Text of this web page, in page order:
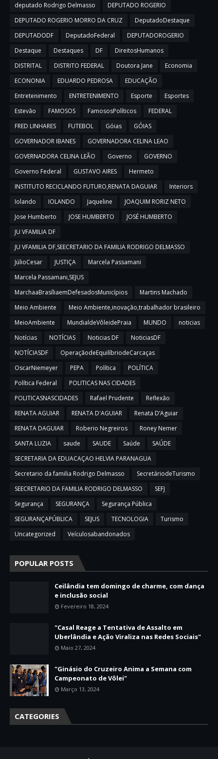
deputado Rodrigo Delmasso
DEPUTADO ROGERIO
DEPUTADO ROGERIO MORRO DA CRUZ
DeputadoDestaque
DEPUTADODF
DeputadoFederal
DEPUTADOROGERIO
Destaque
Destaques DF
DireitosHumanos
DISTRITAL
DISTRITO FEDERAL Doutora Jane
Economia
ECONONIA
EDUARDO PEDROSA
EDUCAÇÃO
Entretenimento
ENTRETENIMENTO Esporte
Esportes
Estevão
FAMOSOS FamososPolíticos
FEDERAL
FRED LINHARES
FUTEBOL Góias
GÓIAS
GOVERNADOR IBANES
GOVERNADORA CELINA LEAO
GOVERNADORA CELINA LEÃO
Governo
GOVERNO
Governo Federal
GUSTAVO AIRES
Hermeto
INSTITUTO RECICLANDO FUTURO,RENATA DAGUIAR
Interiors
Iolando
IOLANDO Jaqueline
JOAQUIM RORIZ NETO
Jose Humberto
JOSE HUMBERTO
JOSÉ HUMBERTO
JU VFAMILIA DF
JU VFAMILIA DF,SEECRETARIO DA FAMILIA RODRIGO DELMASSO
JúlioCesar
JUSTIÇA
Marcela Passamani
Marcela Passamani,SEJUS
MarchaaBrasíliaemDefesadosMunicípios
Martins Machado
Meio Ambiente
Meio Ambiente,inovação,trabalhador brasileiro
MeioAmbiente
MundialdeVôleidePraia MUNDO
noticias
Notícias
NOTÍCIAS Noticias DF
NoticiasDF
NOTÍCIASDF
OperaçãodeEquilíbriodeCarcaças
OscarNiemeyer
PEPA Política
POLÍTICA
Política Federal
POLITICAS NAS CIDADES
POLITICASNASCIDADES
Rafael Prudente
Reflexão
RENATA AGUIAR
RENATA D'AGUIAR
Renata D’Aguiar
RENATA DAGUIAR
Roberio Negreiros
Roney Nemer
SANTA LUZIA
saude SAUDE Saúde
SAÚDE
SECRETARIA DA EDUACAÇAO HELVIA PARANAGUA
Secretario da familia Rodrigo Delmasso
SecretáriodeTurismo
SEECRETARIO DA FAMILIA RODRIGO DELMASSO
SEFJ
Segurança
SEGURANÇA
Segurança Pública
SEGURANÇAPÚBLICA
SEJUS TECNOLOGIA
Turismo
Uncategorized
Veículosabandonados
POPULAR POSTS
Ceilândia tem domingo de charme, com dança
e inclusão social
Fevereiro 18, 2024
"Casal Reage a Tentativa de Assalto em
Uberlândia e Ação Viraliza nas Redes Sociais"
Maio 27, 2024
"Ginásio do Cruzeiro Anima a Semana com
Campeonato de Vôlei"
Março 13, 2024
CATEGORIES